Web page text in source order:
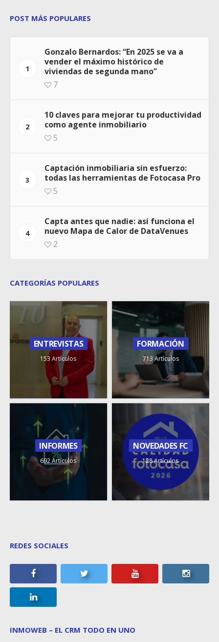
POST MÁS POPULARES
1
Gonzalo Bernardos: “En 2025 se va a
vender el máximo histórico de
viviendas de segunda mano”
7
2
10 claves para mejorar tu productividad
como agente inmobiliario
5
3
Captación inmobiliaria sin esfuerzo:
todas las herramientas de Fotocasa Pro
5
4
Capta antes que nadie: así funciona el
nuevo Mapa de Calor de DataVenues
2
CATEGORÍAS POPULARES
ENTREVISTAS
153 Artículos
FORMACIÓN
713 Artículos
INFORMES
692 Artículos
NOVEDADES FC
128 Artículos
REDES SOCIALES
INMOWEB – EL CRM TODO EN UNO